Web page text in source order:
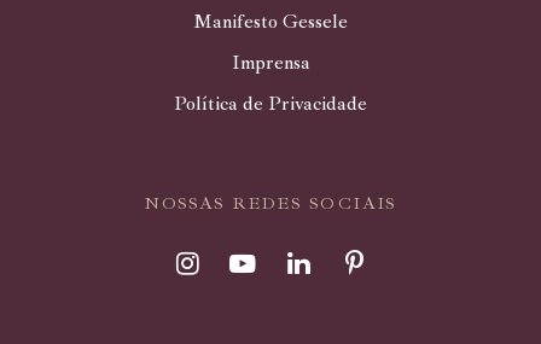
Manifesto Gessele
Imprensa
Política de Privacidade
NOSSAS REDES SOCIAIS